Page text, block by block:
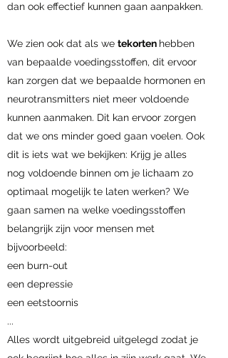
dan ook effectief kunnen gaan aanpakken.
We zien ook dat als we tekorten hebben
van bepaalde voedingsstoffen, dit ervoor
kan zorgen dat we bepaalde hormonen en
neurotransmitters niet meer voldoende
kunnen aanmaken. Dit kan ervoor zorgen
dat we ons minder goed gaan voelen. Ook
dit is iets wat we bekijken: Krijg je alles
nog voldoende binnen om je lichaam zo
optimaal mogelijk te laten werken? We
gaan samen na welke voedingsstoffen
belangrijk zijn voor mensen met
bijvoorbeeld:
een burn-out
een depressie
een eetstoornis
...
Alles wordt uitgebreid uitgelegd zodat je